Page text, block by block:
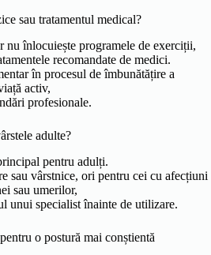
sau tratamentul medical?
nu înlocuiește programele de exerciții,
recomandate de medici.
în procesul de îmbunătățire a
activ,
profesionale.
adulte?
pentru adulți.
sau vârstnice, ori pentru cei cu afecțiuni
sau umerilor,
unui specialist înainte de utilizare.
o postură mai conștientă